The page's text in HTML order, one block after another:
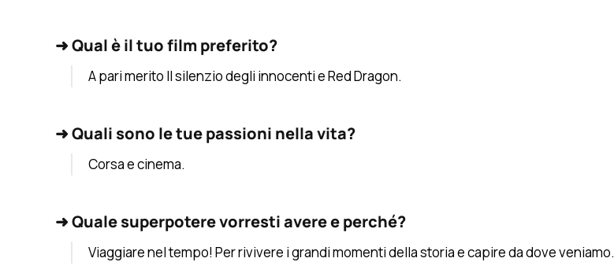
➜Qual è il tuo film preferito?
A pari merito Il silenzio degli innocenti e Red Dragon.
➜Quali sono le tue passioni nella vita?
Corsa e cinema.
➜Quale superpotere vorresti avere e perché?
Viaggiare nel tempo! Per rivivere i grandi momenti della storia e capire da dove veniamo.